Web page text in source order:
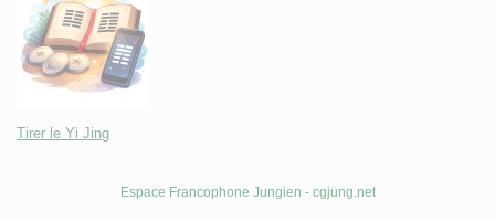
Tirer le Yi Jing
Espace Francophone Jungien - cgjung.net